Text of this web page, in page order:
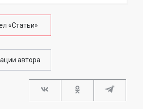
«Статьи»
автора